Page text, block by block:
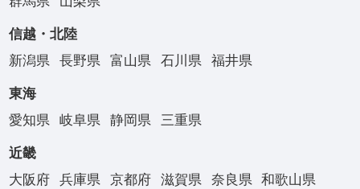
信越・北陸
新潟県
長野県 富山県 石川県 福井県
東海
愛知県
岐阜県 静岡県 三重県
近畿
大阪府
兵庫県 京都府 滋賀県 奈良県 和歌山県